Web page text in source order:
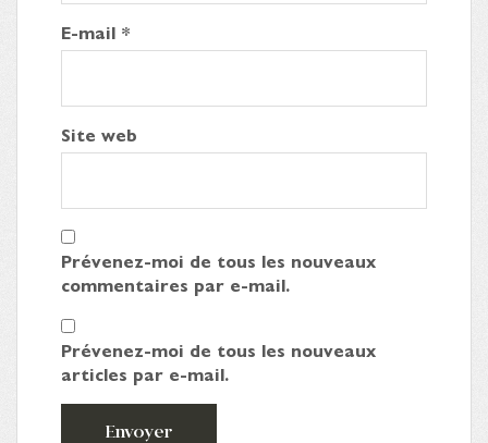
E-mail *
Site web
Prévenez-moi de tous les nouveaux
commentaires par e-mail.
Prévenez-moi de tous les nouveaux
articles par e-mail.
Envoyer